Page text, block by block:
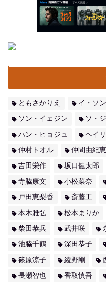
ともさかりえ イ・ソ
ソン・イェジン ソ・
ハン・ヒョジュ ヘイ
仲村トオル 仲間由紀恵
吉田栄作 坂口健太郎
寺脇康文 小松菜奈
戸田恵梨香 斎藤工
本木雅弘 松本まりか
柴田恭兵 武井咲
池脇千鶴 深田恭子
篠原涼子 綾野剛
長瀬智也 香取慎吾